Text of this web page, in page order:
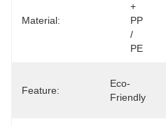
Material:
+
PP
/
PE
Feature:
Eco-
Friendly